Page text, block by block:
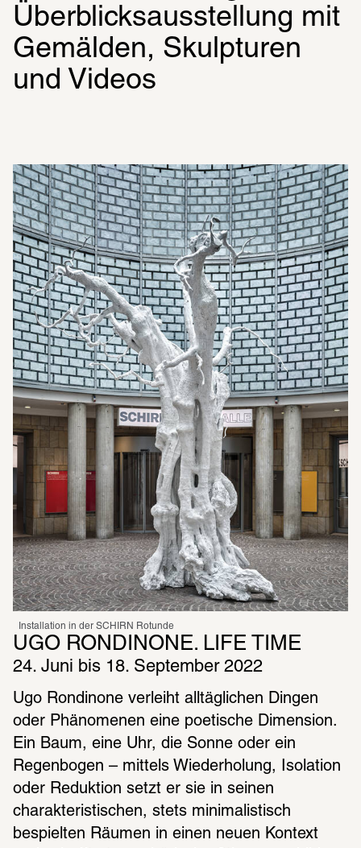
Überblicksausstellung mit
Gemälden, Skulpturen
und Videos
Installation in der SCHIRN Rotunde
UGO RONDINONE. LIFE TIME
24. Juni bis 18. September 2022
Ugo Rondinone verleiht alltäglichen Dingen
oder Phänomenen eine poetische Dimension.
Ein Baum, eine Uhr, die Sonne oder ein
Regenbogen – mittels Wiederholung, Isolation
oder Reduktion setzt er sie in seinen
charakteristischen, stets minimalistisch
bespielten Räumen in einen neuen Kontext